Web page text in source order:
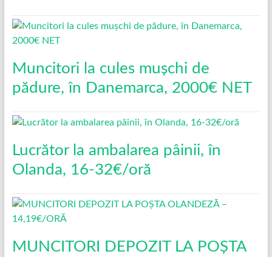
Muncitori la cules mușchi de
pădure, în Danemarca, 2000€ NET
Lucrător la ambalarea pâinii, în
Olanda, 16-32€/oră
MUNCITORI DEPOZIT LA POȘTA